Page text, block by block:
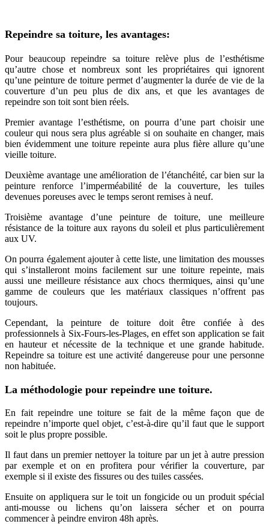
Repeindre sa toiture, les avantages:
Pour beaucoup repeindre sa toiture relève plus de l’esthétisme
qu’autre chose et nombreux sont les propriétaires qui ignorent
qu’une peinture de toiture permet d’augmenter la durée de vie de la
couverture d’un peu plus de dix ans, et que les avantages de
repeindre son toit sont bien réels.
Premier avantage l’esthétisme, on pourra d’une part choisir une
couleur qui nous sera plus agréable si on souhaite en changer, mais
bien évidemment une toiture repeinte aura plus fière allure qu’une
vieille toiture.
Deuxième avantage une amélioration de l’étanchéité, car bien sur la
peinture renforce l’imperméabilité de la couverture, les tuiles
devenues poreuses avec le temps seront remises à neuf.
Troisième avantage d’une peinture de toiture, une meilleure
résistance de la toiture aux rayons du soleil et plus particulièrement
aux UV.
On pourra également ajouter à cette liste, une limitation des mousses
qui s’installeront moins facilement sur une toiture repeinte, mais
aussi une meilleure résistance aux chocs thermiques, ainsi qu’une
gamme de couleurs que les matériaux classiques n’offrent pas
toujours.
Cependant, la peinture de toiture doit être confiée à des
professionnels à Six-Fours-les-Plages, en effet son application se fait
en hauteur et nécessite de la technique et une grande habitude.
Repeindre sa toiture est une activité dangereuse pour une personne
non habituée.
La méthodologie pour repeindre une toiture.
En fait repeindre une toiture se fait de la même façon que de
repeindre n’importe quel objet, c’est-à-dire qu’il faut que le support
soit le plus propre possible.
Il faut dans un premier nettoyer la toiture par un jet à autre pression
par exemple et on en profitera pour vérifier la couverture, par
exemple si il existe des fissures ou des tuiles cassées.
Ensuite on appliquera sur le toit un fongicide ou un produit spécial
anti-mousse ou lichens qu’on laissera sécher et on pourra
commencer à peindre environ 48h après.